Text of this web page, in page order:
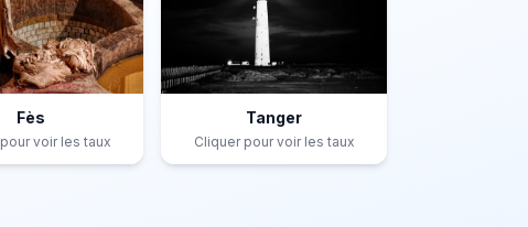
Fès
voir les taux
Tanger
Cliquer pour voir les taux